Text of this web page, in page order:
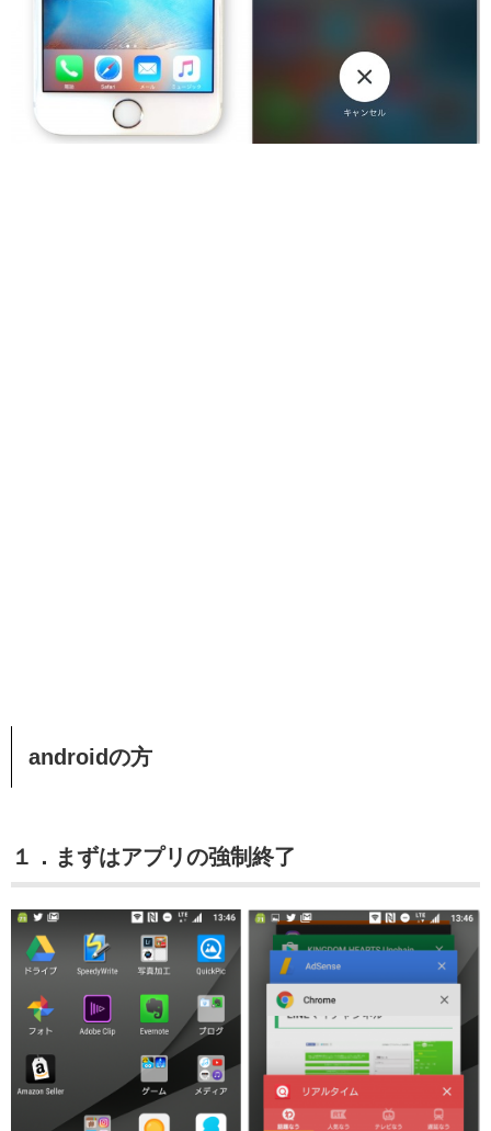
androidの方
１．まずはアプリの強制終了